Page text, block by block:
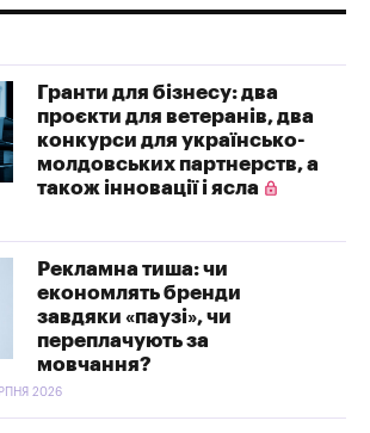
Гранти для бізнесу: два
проєкти для ветеранів, два
конкурси для українсько-
молдовських партнерств, а
також інновації і ясла
Рекламна тиша: чи
економлять бренди
завдяки «паузі», чи
переплачують за
мовчання?
2026